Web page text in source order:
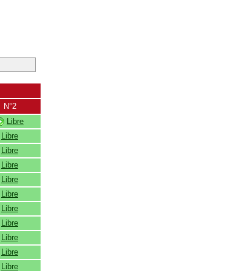
N°2
Libre
Libre
Libre
Libre
Libre
Libre
Libre
Libre
Libre
Libre
Libre